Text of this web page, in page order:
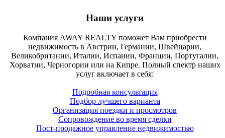
Наши услуги
Компания AWAY REALTY поможет Вам приобрести
недвижимость в Австрии, Германии, Швейцарии,
Великобритании, Италии, Испании, Франции, Португалии,
Хорватии, Черногории или на Кипре. Полный спектр наших
услуг включает в себя:
Подробная консультация
Подбор лучшего варианта
Организация поездки и просмотров
Сопровождение во время сделки
Пост-продажное управление недвижимостью